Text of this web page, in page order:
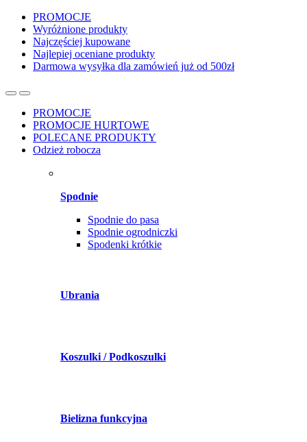
PROMOCJE
Wyróżnione produkty
Najczęściej kupowane
Najlepiej oceniane produkty
Darmowa wysyłka dla zamówień już od 500zł
PROMOCJE
PROMOCJE HURTOWE
POLECANE PRODUKTY
Odzież robocza
Spodnie
Spodnie do pasa
Spodnie ogrodniczki
Spodenki krótkie
Ubrania
Koszulki / Podkoszulki
Bielizna funkcyjna